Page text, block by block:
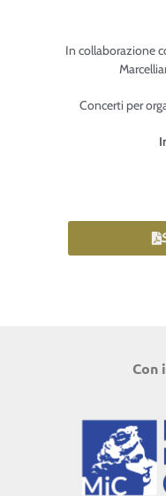
In collaborazione
Concerti per
Con